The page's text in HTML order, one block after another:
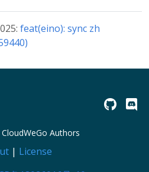
feat(eino): sync zh
Authors
| License